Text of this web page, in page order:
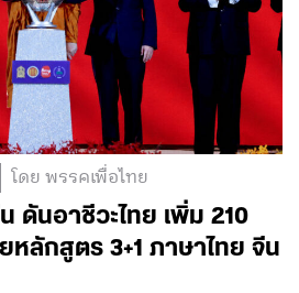
โดย พรรคเพื่อไทย
น ดันอาชีวะไทย เพิ่ม 210
หลักสูตร 3+1 ภาษาไทย จีน